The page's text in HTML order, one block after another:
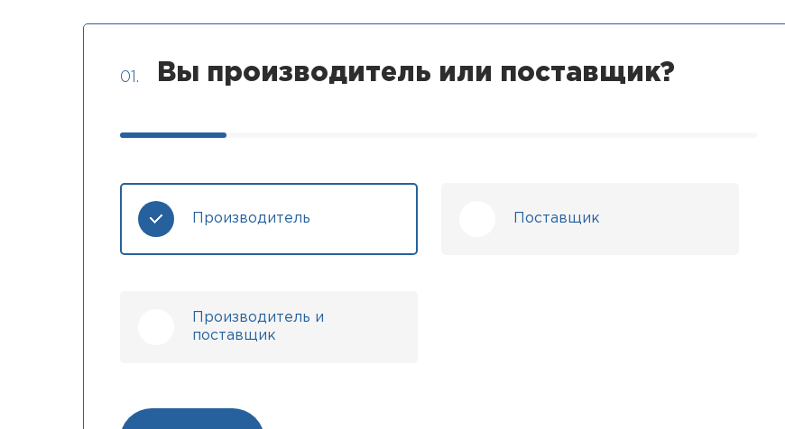
01. Вы производитель или поставщик?
Производитель Поставщик
Производитель и
поставщик